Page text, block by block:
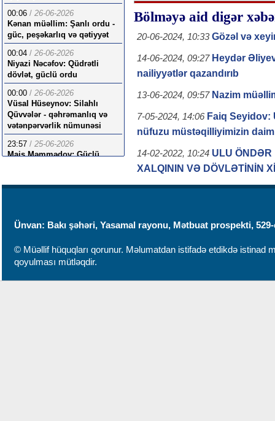
00:06 / 26-06-2026
Kənan müəllim: Şanlı ordu -
güc, peşəkarlıq və qətiyyət
00:04 / 26-06-2026
Niyazi Nəcəfov: Qüdrətli
dövlət, güclü ordu
00:00 / 26-06-2026
Vüsal Hüseynov: Silahlı
Qüvvələr - qəhrəmanlıq və
vətənpərvərlik nümunəsi
23:57 / 25-06-2026
Mais Məmmədov: Güclü
Bölməyə aid digər
20-06-2024, 10:33Gözəl və
14-06-2024, 09:27 Heydər
nailiyyətlər qazandırıb
13-06-2024, 09:57 Nazim
7-05-2024, 14:06 Faiq Seyidov:
nüfuzu müstəqilliyimizin
14-02-2022, 10:24 ULU
XALQININ VƏ DÖVLƏTİNİN
Ünvan: Bakı şəhəri, Yasamal rayonu, Mətbuat prospekti,
© Müəllif hüquqları qorunur. Məlumatdan istifadə etdikdə istinad
qoyulması mütləqdir.